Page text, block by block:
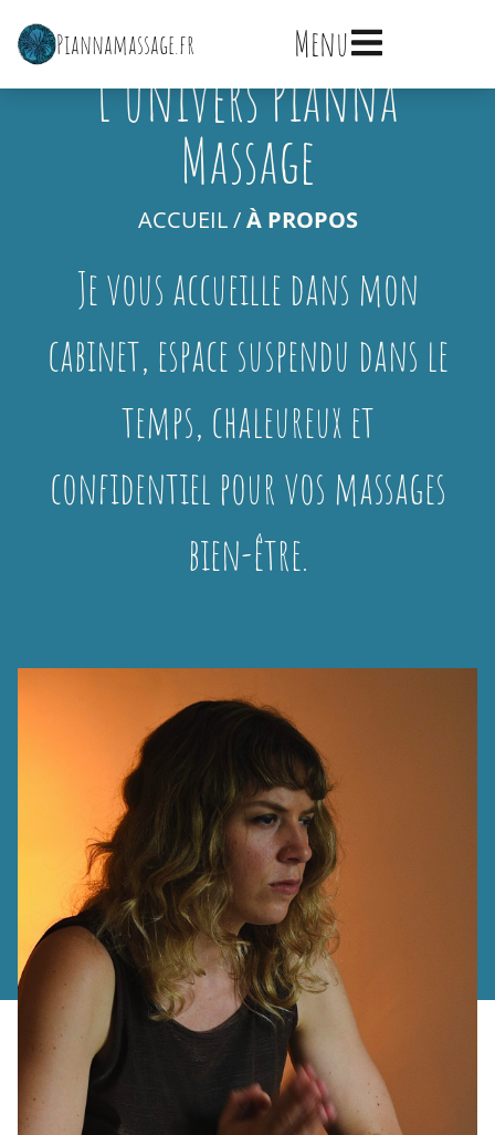
Piannamassage.fr Menu
À propos
Le cabinet
Mes massages
En entreprise
CONTACT
VOTRE MASSEUSE BIEN-ÊTRE À MIRMANDE
L’univers Pianna
Massage
ACCUEIL/À PROPOS
Je vous accueille dans mon
cabinet, espace suspendu dans le
temps, chaleureux et
confidentiel pour vos massages
bien-être.